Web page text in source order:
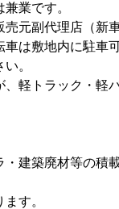
業です。
元副代理店（新
車は敷地内に駐車
。
軽トラック・軽
・建築廃材等の積
す。